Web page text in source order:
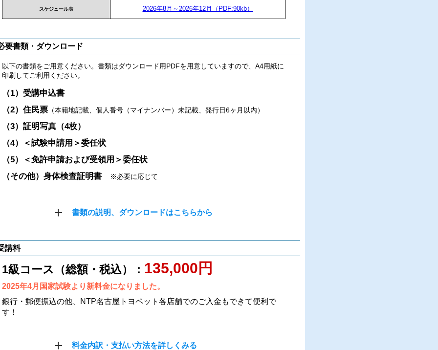
スケジュール表 2026年8月～2026年12月（PDF:90kb）
要書類・ダウンロード
以下の書類をご用意ください。書類はダウンロード用PDFを用意していますので、A4用紙に
印刷してご利用ください。
（1）受講申込書
（2）住民票 （本籍地記載、個人番号（マイナンバー）未記載、発行日6ヶ月以内）
（3）証明写真（4枚）
（4）＜試験申請用＞委任状
（5）＜免許申請および受領用＞委任状
（その他）身体検査証明書
※必要に応じて
書類の説明、ダウンロードはこちらから
講料
1級コース（総額・税込）： 135,000円
2025年4月国家試験より新料金になりました。
銀行・郵便振込の他、NTP名古屋トヨペット各店舗でのご入金もできて便利で
す！
料金内訳・支払い方法を詳しくみる